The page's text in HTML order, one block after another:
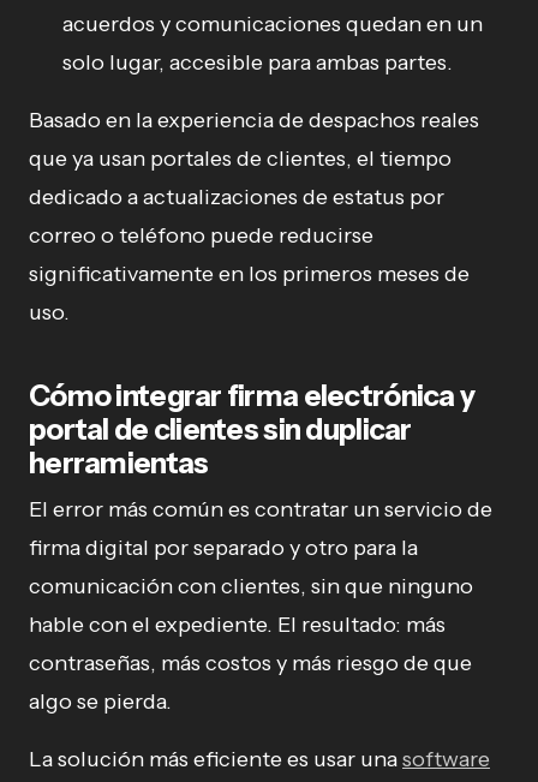
acuerdos y comunicaciones quedan en un
solo lugar, accesible para ambas partes.
Basado en la experiencia de despachos reales
que ya usan portales de clientes, el tiempo
dedicado a actualizaciones de estatus por
correo o teléfono puede reducirse
significativamente en los primeros meses de
uso.
Cómo integrar firma electrónica y
portal de clientes sin duplicar
herramientas
El error más común es contratar un servicio de
firma digital por separado y otro para la
comunicación con clientes, sin que ninguno
hable con el expediente. El resultado: más
contraseñas, más costos y más riesgo de que
algo se pierda.
La solución más eficiente es usar unasoftware